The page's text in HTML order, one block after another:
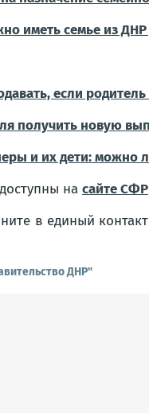
иметь семье из
если
получить новую
и их дети: можно
на сайте СФР
в единый
ДНР"